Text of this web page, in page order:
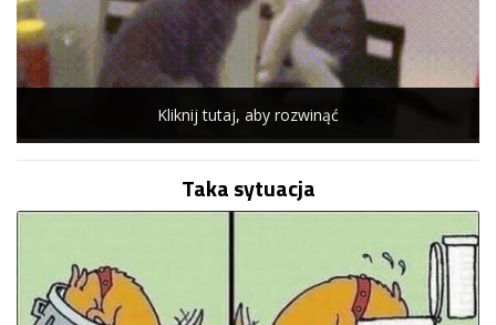
Kliknij tutaj, aby rozwinąć
Taka sytuacja